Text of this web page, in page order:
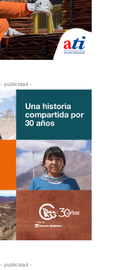
- publicidad -
- publicidad -